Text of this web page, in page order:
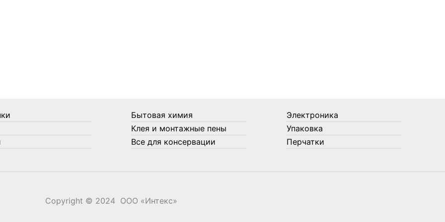
Бытовая химия
Клея и монтажные пены
Все для консервации
Электроника
Упаковка
Перчатки
Copyright © 2024 ООО «‎Интекс»‎